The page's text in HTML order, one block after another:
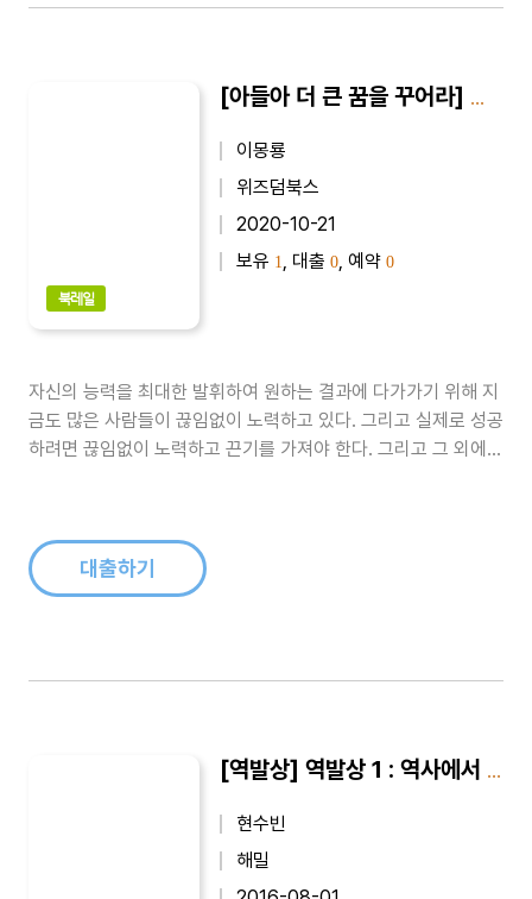
북레일
[아들아 더 큰 꿈을 꾸어라] 아들아 더 큰 꿈을 꾸어라 9
이몽룡
위즈덤북스
2020-10-21
보유 1 , 대출 0 , 예약 0
자신의 능력을 최대한 발휘하여 원하는 결과에 다가가기 위해 지
금도 많은 사람들이 끊임없이 노력하고 있다. 그리고 실제로 성공
하려면 끊임없이 노력하고 끈기를 가져야 한다. 그리고 그 외에도
대출하기
[역발상] 역발상 1 : 역사에서 발견하는 상생전략
현수빈
해밀